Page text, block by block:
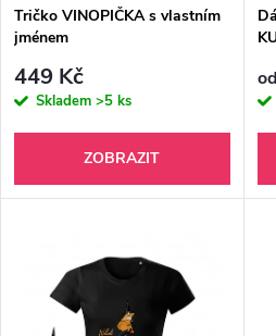
r
o
d
u
r
o
Tričko VINOPIČKA s vlastním
jménem
449 Kč
Skladem >5 ks
ZOBRAZIT
od